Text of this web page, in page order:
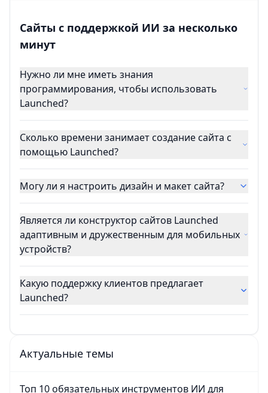
Сайты с поддержкой ИИ за несколько
минут
Нужно ли мне иметь знания
программирования, чтобы использовать
Launched?
Сколько времени занимает создание сайта с
помощью Launched?
Могу ли я настроить дизайн и макет сайта?
Является ли конструктор сайтов Launched
адаптивным и дружественным для мобильных
устройств?
Какую поддержку клиентов предлагает
Launched?
Актуальные темы
Топ 10 обязательных инструментов ИИ для